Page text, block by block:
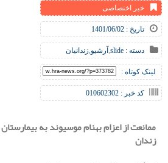
خبر اختصاصی
تاریخ : 1401/06/02
دسته : slide
,آرشیو,زندانیان
لینک کوتاه :
کد خبر : 010602302
ممانعت از اعزام بهنام موسیوند به
زندان